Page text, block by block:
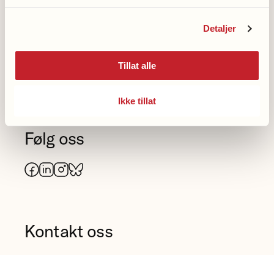
Detaljer
Tillat alle
Ikke tillat
Nasjonalforeningens
Følg oss
Facebook
LinkedIn
Instagram
Bluesky
Kontakt oss